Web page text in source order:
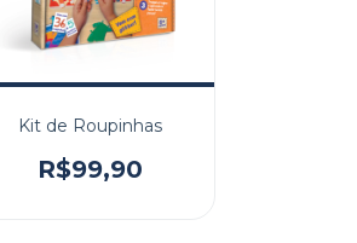
Kit de Roupinhas
R$99,90